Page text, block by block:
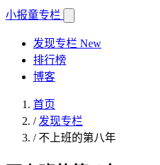
小报童专栏
发现专栏 New
排行榜
博客
首页
/ 发现专栏
/ 不上班的第八年